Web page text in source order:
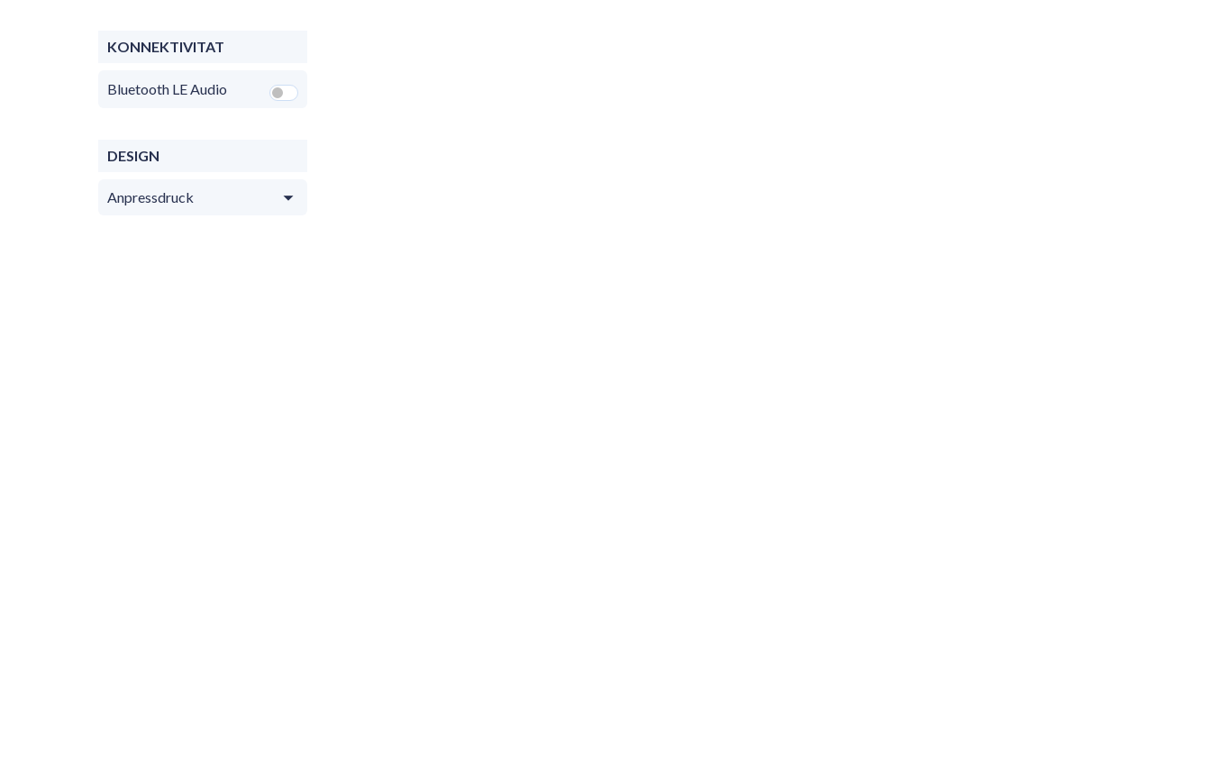
KONNEKTIVITAT
Bluetooth LE Audio
DESIGN
Anpressdruck